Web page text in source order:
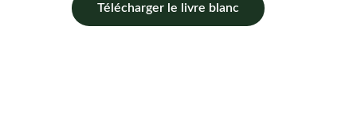
Télécharger le livre blanc